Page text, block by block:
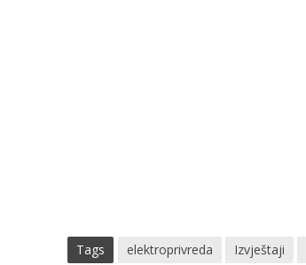
Tags elektroprivreda Izvještaji